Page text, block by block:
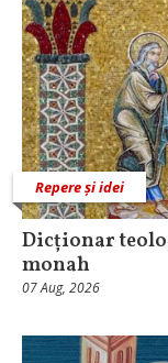
Repere și idei
Dicționar
monah
07 Aug, 2026